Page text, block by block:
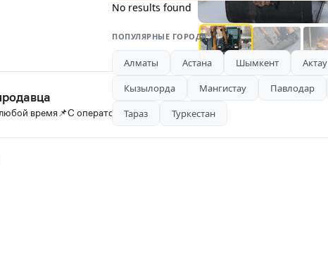
время📌С оператором.
No results found
ПОПУЛЯРНЫЕ ГОРОДА
Алматы Астана Шымкент Актау
Кызылорда
Мангистау Павлодар
Тараз
Туркестан